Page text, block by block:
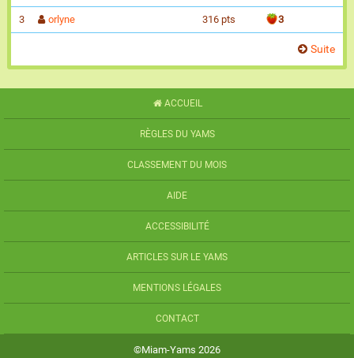
3 orlyne 316 pts 3
Suite
ACCUEIL
RÈGLES DU YAMS
CLASSEMENT DU MOIS
AIDE
ACCESSIBILITÉ
ARTICLES SUR LE YAMS
MENTIONS LÉGALES
CONTACT
©Miam-Yams 2026